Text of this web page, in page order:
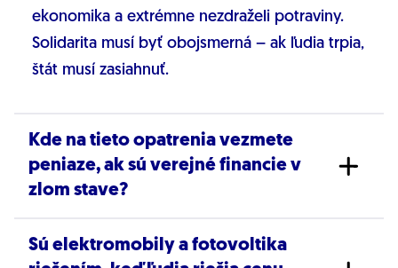
ekonomika a extrémne nezdraželi potraviny.
Solidarita musí byť obojsmerná – ak ľudia trpia,
štát musí zasiahnuť.
Kde na tieto opatrenia vezmete
peniaze, ak sú verejné financie v
zlom stave?
Navrhujeme dočasné zdanenie firiem, ktoré na
Sú elektromobily a fotovoltika